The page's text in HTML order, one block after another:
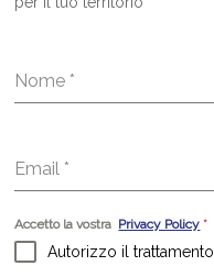
Nome *
Email *
Accetto la vostra Privacy Policy *
Autorizzo il